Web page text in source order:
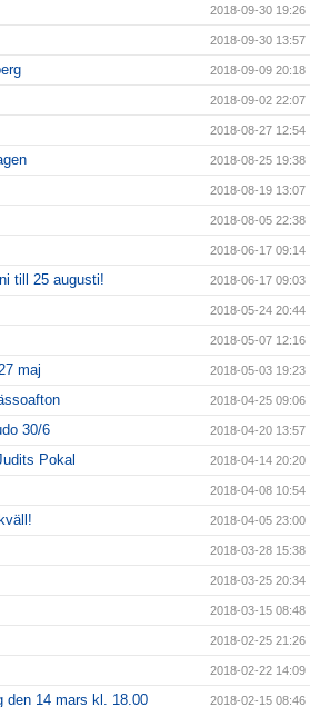
2018-09-30 19:26
2018-09-30 13:57
2018-09-09 20:18
2018-09-02 22:07
2018-08-27 12:54
2018-08-25 19:38
2018-08-19 13:07
2018-08-05 22:38
2018-06-17 09:14
till 25 augusti! 2018-06-17 09:03
2018-05-24 20:44
2018-05-07 12:16
maj 2018-05-03 19:23
2018-04-25 09:06
30/6 2018-04-20 13:57
Pokal 2018-04-14 20:20
2018-04-08 10:54
2018-04-05 23:00
2018-03-28 15:38
2018-03-25 20:34
2018-03-15 08:48
2018-02-25 21:26
2018-02-22 14:09
den 14 mars kl. 18.00 2018-02-15 08:46